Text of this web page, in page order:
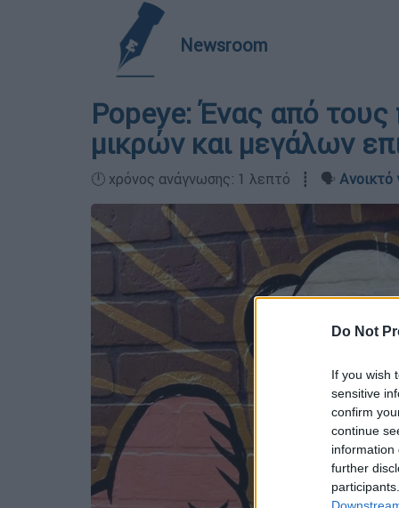
Do Not
If you wish
sensitive
confirm
continue
information
further
Newsroom
Popeye: Ένας από
μικρών και μεγάλων
🕛 χρόνος ανάγνωσης: 1 λεπτό ┋ 🗣️ Ανοικτό